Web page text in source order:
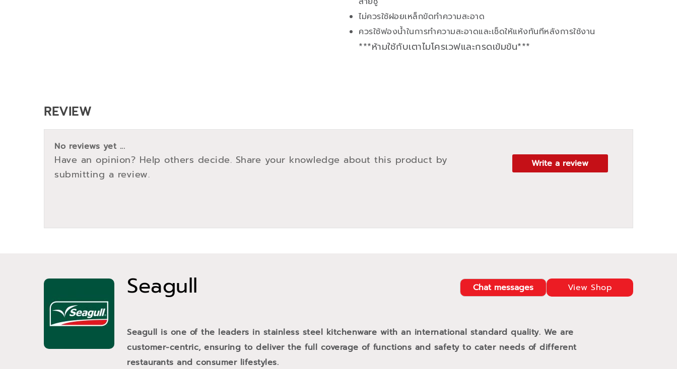
ไม่ควรใช้ฝอยเหล็กขัดทำความสะอาด
ควรใช้ฟองน้ำในการทำความสะอาดและเช็ดให้แห้งทันทีหลังการใช้งาน
***ห้ามใช้กับเตาไมโครเวฟและกรดเข้มข้น***
Seagull View Shop
Chat messages
Seagull is one of the leaders in stainless steel kitchenware with an international standard quality. We are
customer-centric, ensuring to deliver the full coverage of functions and safety to cater needs of different
restaurants and consumer lifestyles.
REVIEW
No reviews yet ...
Have an opinion? Help others decide. Share your knowledge about this product by
submitting a review.
Write a review